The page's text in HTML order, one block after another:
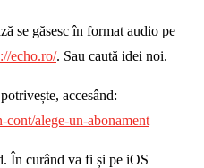
se găsesc în format audio pe
echo.ro/. Sau caută idei noi.
accesând:
cont/alege-un-abonament
În curând va fi și pe iOS